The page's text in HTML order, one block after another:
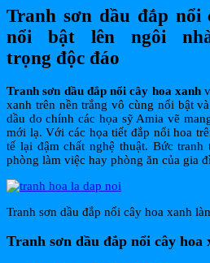
Tranh sơn dầu đắp nổi
nổi bật lên ngôi
trọng độc đáo
Tranh sơn dầu đắp nổi cây hoa xanh
xanh trên nền trắng vô cùng nổi bật
dầu do chính các họa sỹ Amia vẽ
mới lạ. Với các họa tiết đắp nổi hoa
tế lại đậm chất nghệ thuật. Bức
phòng làm việc hay phòng ăn của gia
Tranh sơn dầu đắp nổi cây hoa xanh
Tranh sơn dầu đắp nổi cây hoa